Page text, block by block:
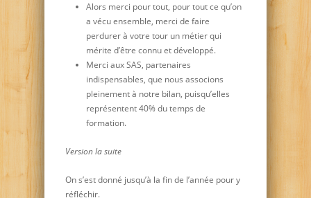
Alors merci pour tout, pour tout ce qu’on
a vécu ensemble, merci de faire
perdurer à votre tour un métier qui
mérite d’être connu et développé.
Merci aux SAS, partenaires
indispensables, que nous associons
pleinement à notre bilan, puisqu’elles
représentent 40% du temps de
formation.
Version la suite
On s’est donné jusqu’à la fin de l’année pour y
réfléchir.